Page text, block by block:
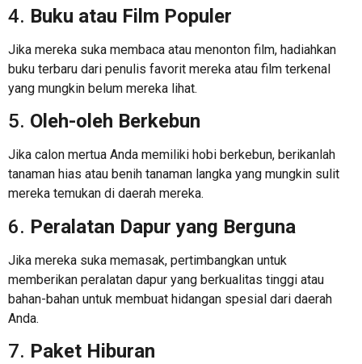
4. Buku atau Film Populer
Jika mereka suka membaca atau menonton film, hadiahkan
buku terbaru dari penulis favorit mereka atau film terkenal
yang mungkin belum mereka lihat.
5. Oleh-oleh Berkebun
Jika calon mertua Anda memiliki hobi berkebun, berikanlah
tanaman hias atau benih tanaman langka yang mungkin sulit
mereka temukan di daerah mereka.
6. Peralatan Dapur yang Berguna
Jika mereka suka memasak, pertimbangkan untuk
memberikan peralatan dapur yang berkualitas tinggi atau
bahan-bahan untuk membuat hidangan spesial dari daerah
Anda.
7. Paket Hiburan